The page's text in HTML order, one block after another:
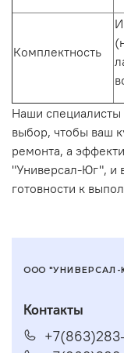
Комплектность
Наши специалисты
выбор, чтобы ваш
ремонта, а
"Универсал-Юг", и
готовности к
ООО "УНИВЕРСАЛ-
Контакты